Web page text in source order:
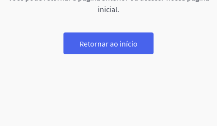
inicial.
Retornar ao início